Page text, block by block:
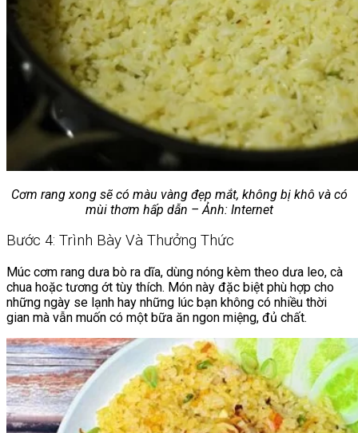
Cơm rang xong sẽ có màu vàng đẹp mắt, không bị khô và có
mùi thơm hấp dẫn – Ảnh: Internet
Bước 4: Trình Bày Và Thưởng Thức
Múc cơm rang dưa bò ra dĩa, dùng nóng kèm theo dưa leo, cà
chua hoặc tương ớt tùy thích. Món này đặc biệt phù hợp cho
những ngày se lạnh hay những lúc bạn không có nhiều thời
gian mà vẫn muốn có một bữa ăn ngon miệng, đủ chất.